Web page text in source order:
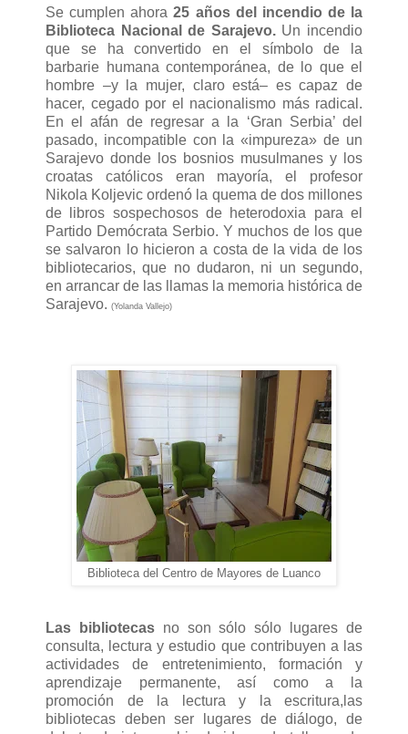
Se cumplen ahora 25 años del incendio de la
Biblioteca Nacional de Sarajevo.Un incendio
que se ha convertido en el símbolo de la
barbarie humana contemporánea, de lo que el
hombre –y la mujer, claro está– es capaz de
hacer, cegado por el nacionalismo más radical.
En el afán de regresar a la ‘Gran Serbia’ del
pasado, incompatible con la «impureza» de un
Sarajevo donde los bosnios musulmanes y los
croatas católicos eran mayoría, el profesor
Nikola Koljevic ordenó la quema de dos millones
de libros sospechosos de heterodoxia para el
Partido Demócrata Serbio. Y muchos de los que
se salvaron lo hicieron a costa de la vida de los
bibliotecarios, que no dudaron, ni un segundo,
en arrancar de las llamas la memoria histórica de
Sarajevo. (Yolanda Vallejo)
Biblioteca del Centro de Mayores de Luanco
Las bibliotecasno son sólo sólo lugares de
consulta, lectura y estudio que contribuyen a las
actividades de entretenimiento, formación y
aprendizaje permanente, así como a la
promoción de la lectura y la escritura,las
bibliotecas deben ser lugares de diálogo, de